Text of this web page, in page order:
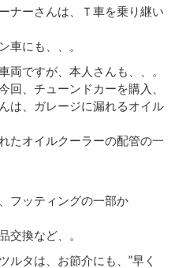
ナーさんは、Ｔ車を乗り継い
車にも、、。
両ですが、本人さんも、、。
回、チューンドカーを購入、
は、ガレージに漏れるオイル
たオイルクーラーの配管の一
フッティングの一部か
交換など、。
ルタは、お節介にも、”早く